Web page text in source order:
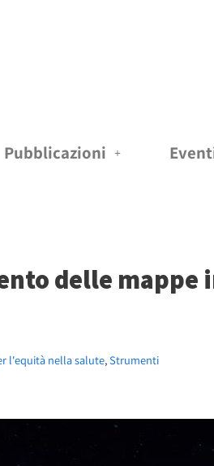
Pubblicazioni
delle
l'equità nella salute,Strumenti